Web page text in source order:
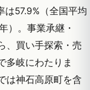
は57.9%（全国平均
）。事業承継・
、買い手探索・売
多岐にわたりま
は神石高原町を含